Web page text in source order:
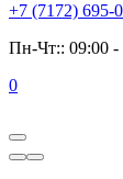
+7 (7172) 695-
Пн-Чт:: 09:00 -
0